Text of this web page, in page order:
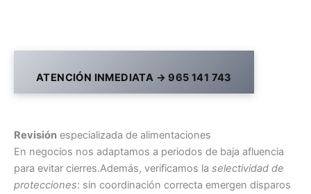
ATENCIÓN INMEDIATA → 965 141 743
Revisión especializada de alimentaciones
En negocios nos adaptamos a periodos de baja afluencia
para evitar cierres.Además, verificamos la selectividad de
protecciones: sin coordinación correcta emergen disparos